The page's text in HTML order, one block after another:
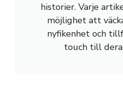
historier. Varje
möjlighet att
nyfikenhet och
touch till